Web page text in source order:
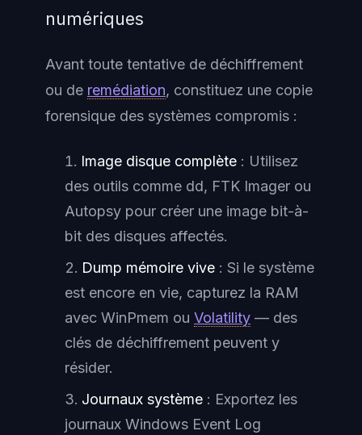
numériques
Avant toute tentative de déchiffrement
ou de remédiation, constituez une copie
forensique des systèmes compromis :
Image disque complète : Utilisez
des outils comme dd, FTK Imager ou
Autopsy pour créer une image bit-à-
bit des disques affectés.
Dump mémoire vive : Si le système
est encore en vie, capturez la RAM
avec WinPmem ou Volatility — des
clés de déchiffrement peuvent y
résider.
Journaux système : Exportez les
journaux Windows Event Log